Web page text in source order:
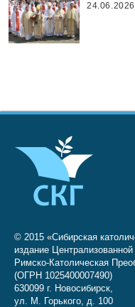
24.06.2026
© 2015 «Сибирская
издание
Римско-Католическая
(ОГРН 1025400007490)
630099 г. Новосибирск,
ул. М. Горького, д. 100